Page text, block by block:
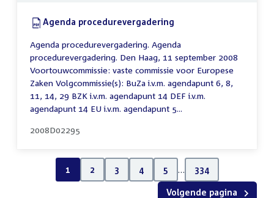
Download:
Agenda procedurevergadering
Agenda procedurevergadering. Agenda
procedurevergadering. Den Haag, 11 september 2008
Voortouwcommissie: vaste commissie voor Europese
Zaken Volgcommissie(s): BuZa i.v.m. agendapunt 6, 8,
11, 14, 29 BZK i.v.m. agendapunt 14 DEF i.v.m.
agendapunt 14 EU i.v.m. agendapunt 5...
2008D02295
1 2 3 4 5 … 334
Volgende pagina